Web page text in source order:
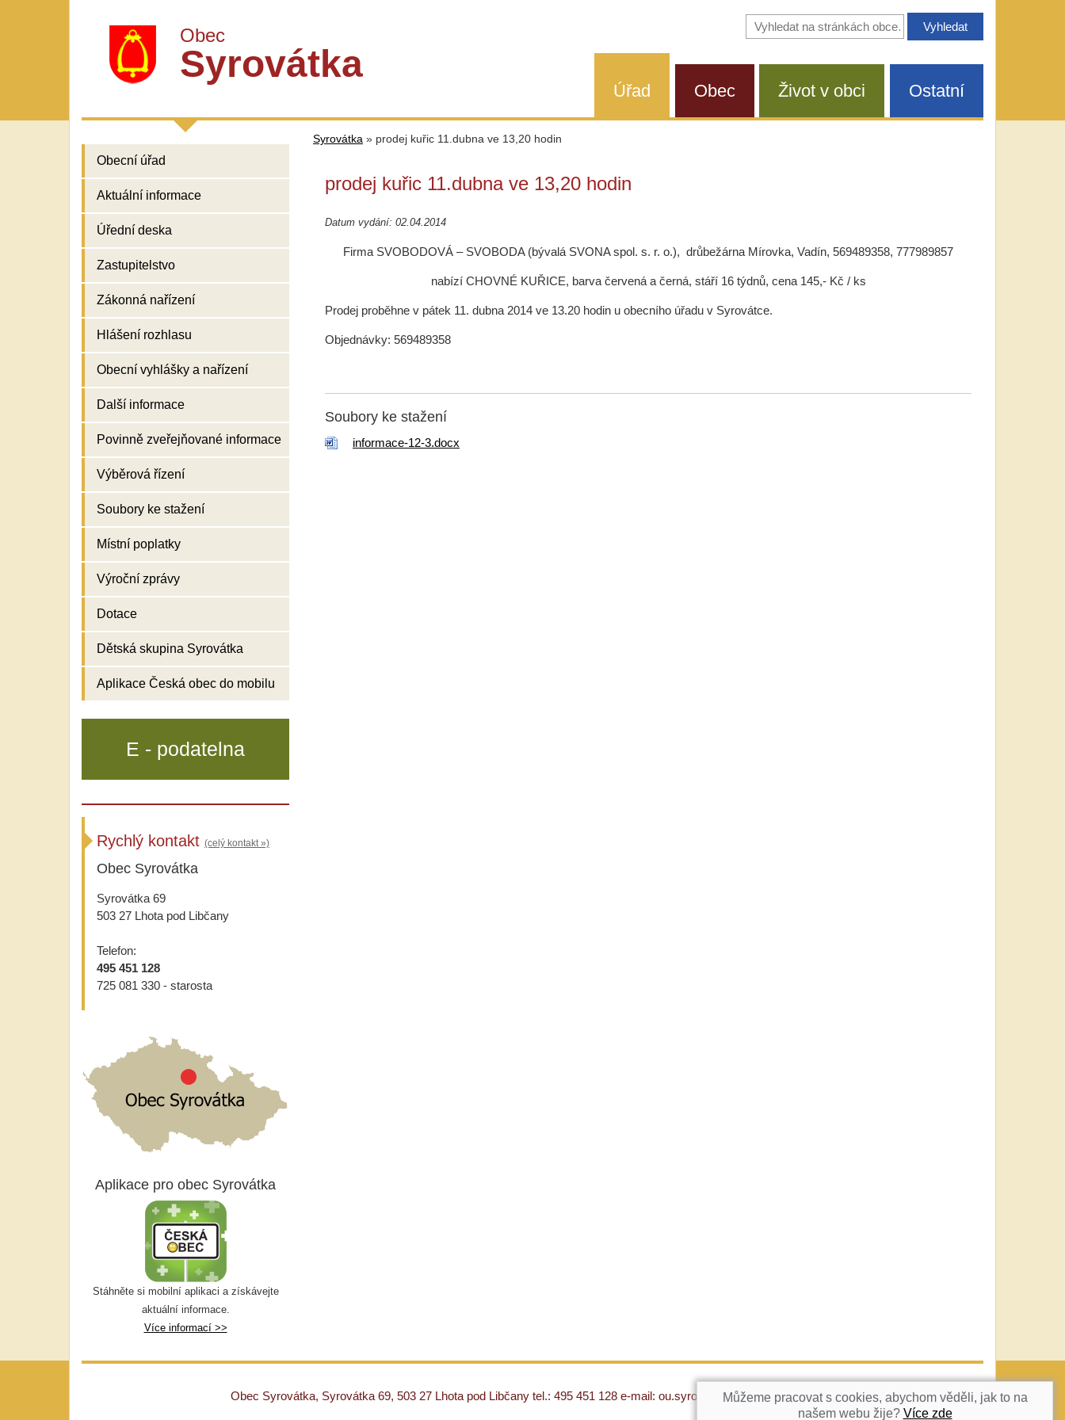
Obec
Syrovátka
Vyhledávání
na
Úřad Obec Život v obci Ostatní
Obecní úřad
Aktuální informace
Úřední deska
Zastupitelstvo
Zákonná nařízení
Hlášení rozhlasu
Obecní vyhlášky a nařízení
Další informace
Povinně zveřejňované informace
Výběrová řízení
Soubory ke stažení
Místní poplatky
Výroční zprávy
Dotace
Dětská skupina Syrovátka
Aplikace Česká obec do mobilu
Syrovátka » prodej kuřic 11.dubna ve 13,20 hodin
prodej kuřic 11.dubna ve 13,20 hodin
Datum vydání: 02.04.2014
Firma SVOBODOVÁ – SVOBODA (bývalá SVONA spol. s. r. o.), drůbežárna Mírovka, Vadín, 569489358, 777989857
nabízí CHOVNÉ KUŘICE, barva červená a černá, stáří 16 týdnů, cena 145,- Kč / ks
Prodej proběhne v pátek 11. dubna 2014 ve 13.20 hodin u obecního úřadu v Syrovátce.
Objednávky: 569489358
Soubory ke stažení
informace-12-3.docx
E - podatelna
Rychlý kontakt (celý kontakt »)
Obec Syrovátka
Syrovátka 69
503 27 Lhota pod Libčany
Telefon:
495 451 128
725 081 330 - starosta
Aplikace pro obec Syrovátka
Stáhněte si mobilní aplikaci a získávejte
aktuální informace.
Více informací >>
NAHORU
Obec Syrovátka, Syrovátka 69, 503 27 Lhota pod Libčany tel.: 495 451 128 e-mail: ou.syrovatka@c-box.czMůžeme pracovat s cookies, abychom věděli, jak to na
našem webu žije? Více zde